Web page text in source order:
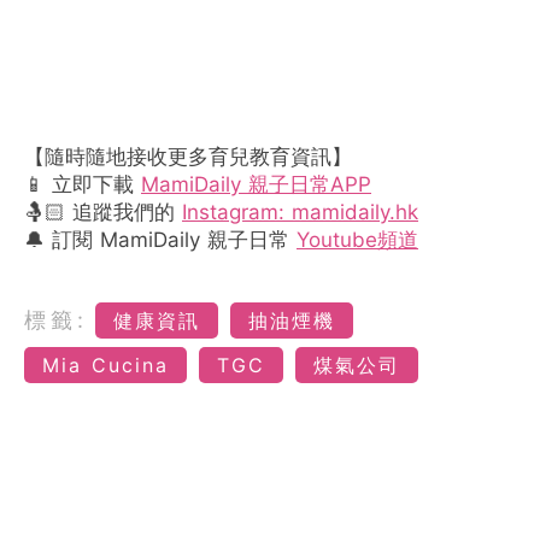
【隨時隨地接收更多育兒教育資訊】
📱 立即下載 MamiDaily 親子日常APP
🤱🏻 追蹤我們的 Instagram: mamidaily.hk
🔔 訂閱 MamiDaily 親子日常 Youtube頻道
標籤: 健康資訊
抽油煙機
Mia Cucina
TGC 煤氣公司